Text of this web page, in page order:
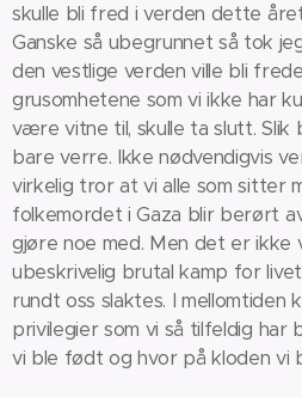
skulle bli fred i verden dette
Ganske så ubegrunnet så tok
den vestlige verden ville bli
grusomhetene som vi ikke har
være vitne til, skulle ta slutt. Slik
bare verre. Ikke nødvendigvis
virkelig tror at vi alle som sitter
folkemordet i Gaza blir berørt
gjøre noe med. Men det er ikke
ubeskrivelig brutal kamp for
rundt oss slaktes. I mellomtiden
privilegier som vi så tilfeldig
vi ble født og hvor på kloden vi